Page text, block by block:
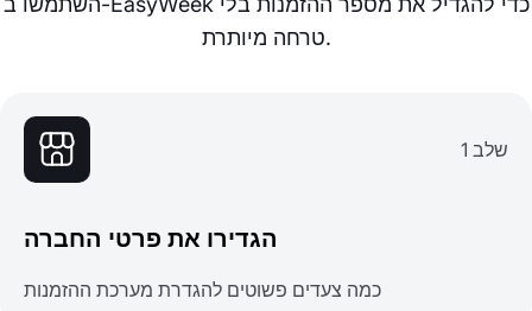
טרחה מיותרת.
שלב 1
הגדירו את פרטי החברה
כמה צעדים פשוטים להגדרת מערכת ההזמנות